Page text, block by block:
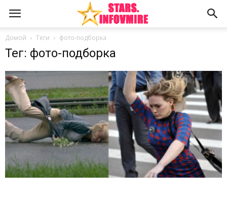
Домой Теги фото-подборка
Тег: фото-подборка